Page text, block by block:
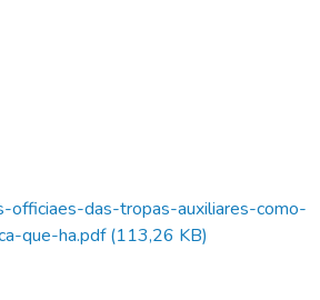
das-tropas-auxiliares-como-
que-ha.pdf(113,26 KB)